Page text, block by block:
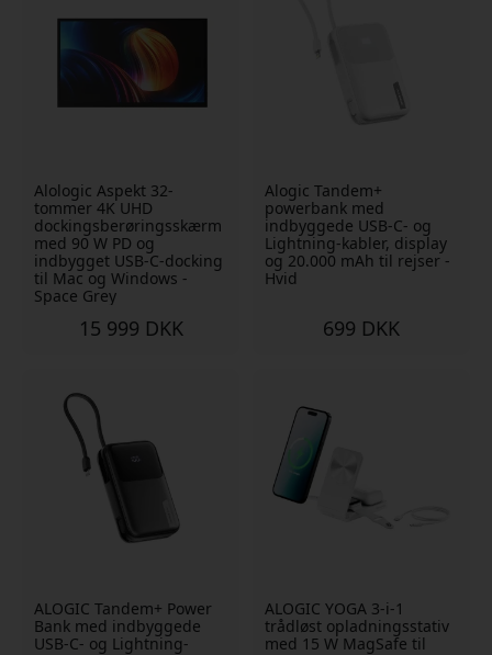
Alologic Aspekt 32-
tommer 4K UHD
dockingsberøringsskærm
med 90 W PD og
indbygget USB-C-docking
til Mac og Windows -
Space Grey
15 999 DKK
Alogic Tandem+
powerbank med
indbyggede USB-C- og
Lightning-kabler, display
og 20.000 mAh til rejser -
Hvid
699 DKK
ALOGIC Tandem+ Power
Bank med indbyggede
USB-C- og Lightning-
ALOGIC YOGA 3-i-1
trådløst opladningsstativ
med 15 W MagSafe til